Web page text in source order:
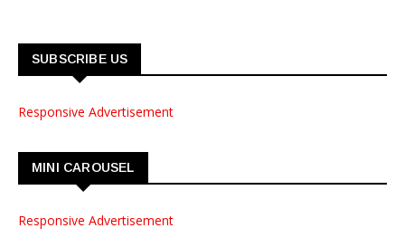
SUBSCRIBE US
Responsive Advertisement
MINI CAROUSEL
Responsive Advertisement